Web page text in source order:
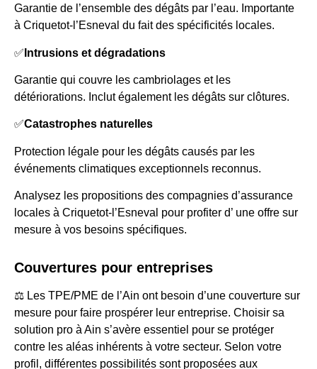
Garantie de l’ensemble des dégâts par l’eau. Importante
à Criquetot-l’Esneval du fait des spécificités locales.
✅ Intrusions et dégradations
Garantie qui couvre les cambriolages et les
détériorations. Inclut également les dégâts sur clôtures.
✅Catastrophes naturelles
Protection légale pour les dégâts causés par les
événements climatiques exceptionnels reconnus.
Analysez les propositions des compagnies d’assurance
locales à Criquetot-l’Esneval pour profiter d’ une offre sur
mesure à vos besoins spécifiques.
Couvertures pour entreprises
⚖️ Les TPE/PME de l’Ain ont besoin d’une couverture sur
mesure pour faire prospérer leur entreprise. Choisir sa
solution pro à Ain s’avère essentiel pour se protéger
contre les aléas inhérents à votre secteur. Selon votre
profil, différentes possibilités sont proposées aux